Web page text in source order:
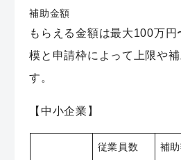
補助金額
もらえる金額は最大100万円
模と申請枠によって上限や
す。
【中小企業】
従業員数 補